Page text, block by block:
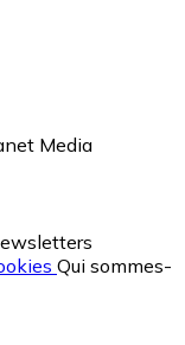
Media
Qui sommes-